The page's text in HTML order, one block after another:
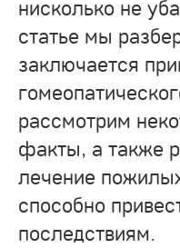
нисколько не
статье мы
заключается
рассмотрим
факты, а также
лечение
способно
последствиям.